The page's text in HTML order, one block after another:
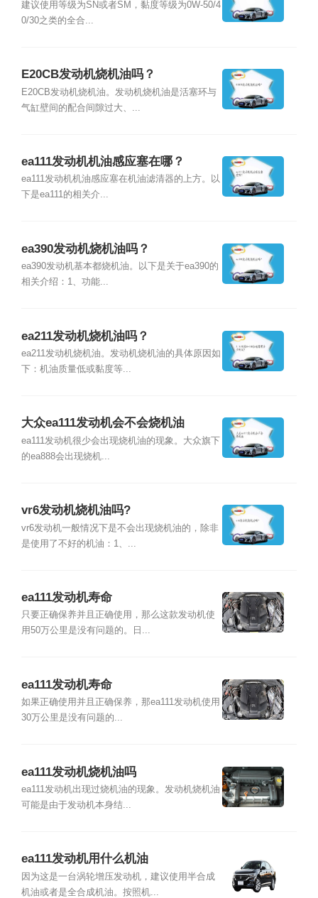
建议使用等级为SN或者SM，黏度等级为0W-50/4
0/30之类的全合...
E20CB发动机烧机油吗？
E20CB发动机烧机油。发动机烧机油是活塞环与
气缸壁间的配合间隙过大、...
ea111发动机机油感应塞在哪？
ea111发动机机油感应塞在机油滤清器的上方。以
下是ea111的相关介...
ea390发动机烧机油吗？
ea390发动机基本都烧机油。以下是关于ea390的
相关介绍：1、功能...
ea211发动机烧机油吗？
ea211发动机烧机油。发动机烧机油的具体原因如
下：机油质量低或黏度等...
大众ea111发动机会不会烧机油
ea111发动机很少会出现烧机油的现象。大众旗下
的ea888会出现烧机...
vr6发动机烧机油吗?
vr6发动机一般情况下是不会出现烧机油的，除非
是使用了不好的机油：1、...
ea111发动机寿命
只要正确保养并且正确使用，那么这款发动机使
用50万公里是没有问题的。日...
ea111发动机寿命
如果正确使用并且正确保养，那ea111发动机使用
30万公里是没有问题的...
ea111发动机烧机油吗
ea111发动机出现过烧机油的现象。发动机烧机油
可能是由于发动机本身结...
ea111发动机用什么机油
因为这是一台涡轮增压发动机，建议使用半合成
机油或者是全合成机油。按照机...